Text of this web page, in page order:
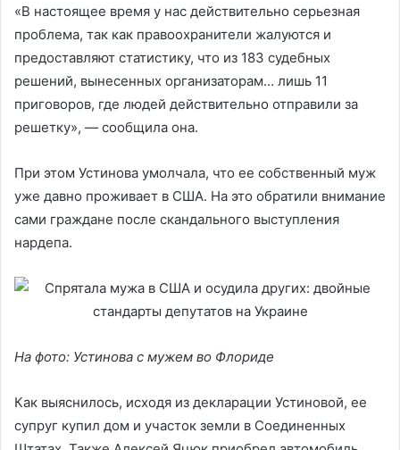
«В настоящее время у нас действительно серьезная
проблема, так как правоохранители жалуются и
предоставляют статистику, что из 183 судебных
решений, вынесенных организаторам… лишь 11
приговоров, где людей действительно отправили за
решетку», — сообщила она.
При этом Устинова умолчала, что ее собственный муж
уже давно проживает в США. На это обратили внимание
сами граждане после скандального выступления
нардепа.
На фото: Устинова с мужем во Флориде
Как выяснилось, исходя из декларации Устиновой, ее
супруг купил дом и участок земли в Соединенных